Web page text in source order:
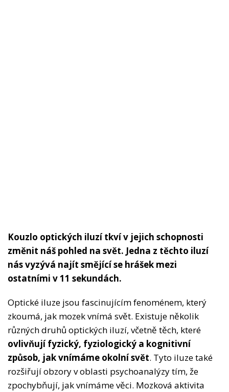
Kouzlo optických iluzí tkví v jejich schopnosti
změnit náš pohled na svět. Jedna z těchto iluzí
nás vyzývá najít smějící se hrášek mezi
ostatními v 11 sekundách.
Optické iluze jsou fascinujícím fenoménem, který
zkoumá, jak mozek vnímá svět. Existuje několik
různých druhů optických iluzí, včetně těch, které
ovlivňují fyzický, fyziologický a kognitivní
způsob, jak vnímáme okolní svět. Tyto iluze také
rozšiřují obzory v oblasti psychoanalýzy tím, že
zpochybňují, jak vnímáme věci. Mozková aktivita